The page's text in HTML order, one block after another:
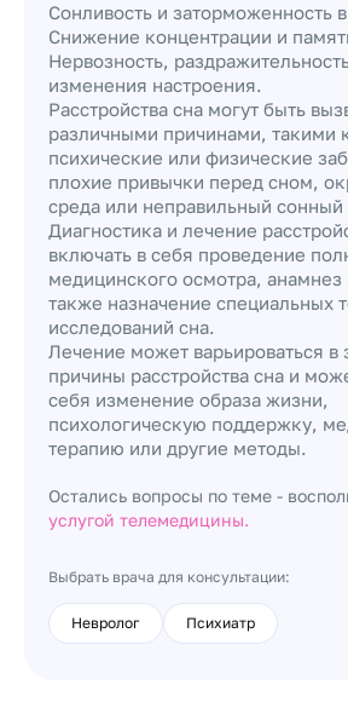
Сонливость и заторможенность
Снижение концентрации и
Нервозность,
изменения настроения.
Расстройства сна могут быть
различными причинами, такими
психические или физические
плохие привычки перед сном,
среда или неправильный
Диагностика и лечение
включать в себя проведение
медицинского осмотра, анамнез
также назначение специальных
исследований сна.
Лечение может варьироваться в
причины расстройства сна и
себя изменение образа жизни,
психологическую поддержку,
терапию или другие методы.
Остались вопросы по теме -
услугой телемедицины.
Выбрать врача для консультации:
Невролог Психиатр